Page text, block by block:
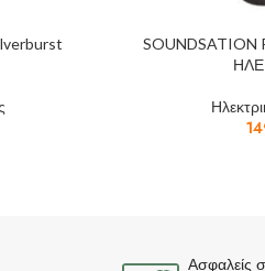
SOUNDSATION
Ασφαλείς